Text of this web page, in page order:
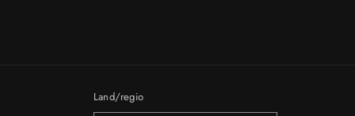
Land/regio